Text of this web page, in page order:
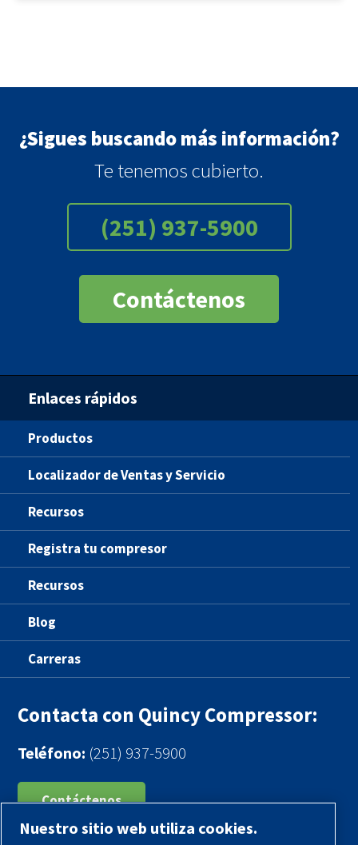
¿Sigues buscando más información?
Te tenemos cubierto.
(251) 937-5900
Contáctenos
Enlaces rápidos
Productos
Localizador de Ventas y Servicio
Recursos
Registra tu compresor
Recursos
Blog
Carreras
Contacta con Quincy Compressor:
Teléfono: (251) 937-5900
Contáctenos
Nuestro sitio web utiliza cookies.